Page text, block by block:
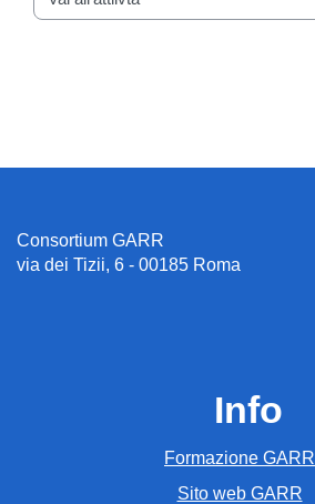
Vai all'attiivtà
Consortium GARR
via dei Tizii, 6 - 00185 Roma
Info
Formazione GARR
Sito web GARR